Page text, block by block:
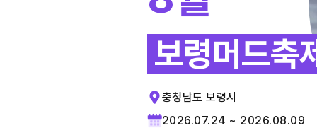
보령머드축
충청남도 보령시
2026.07.24 ~ 2026.08.09